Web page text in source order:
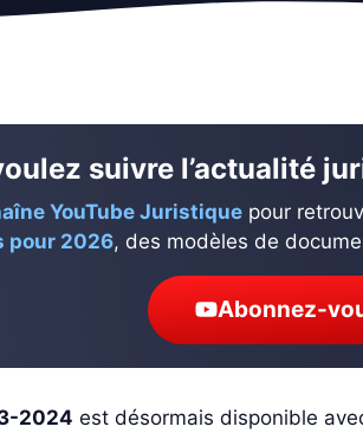
suivre l’actualité
YouTube Juristique pour
pour 2026, des modèles de
Abonnez-
2024 est désormais disponible